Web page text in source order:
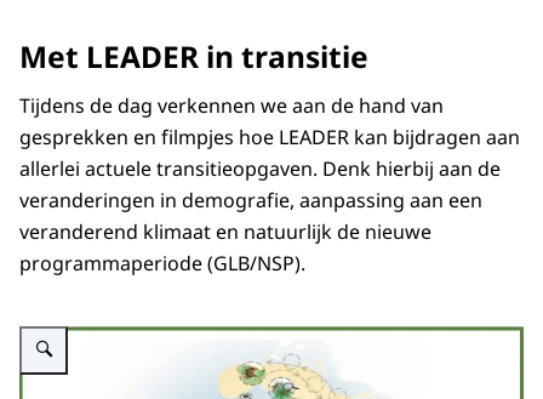
Met LEADER in transitie
Tijdens de dag verkennen we aan de hand van
gesprekken en filmpjes hoe LEADER kan bijdragen aan
allerlei actuele transitieopgaven. Denk hierbij aan de
veranderingen in demografie, aanpassing aan een
veranderend klimaat en natuurlijk de nieuwe
programmaperiode (GLB/NSP).
Vergroot afbeelding Kaart van Zeland met LEADER projecten